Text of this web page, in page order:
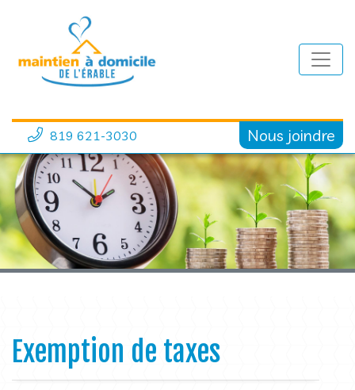
Nous joindre
819 621-3030
Exemption de taxes